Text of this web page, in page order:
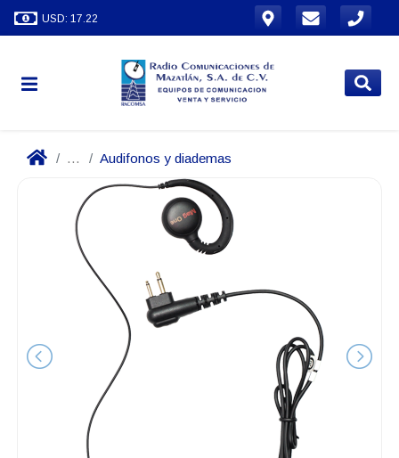
USD: 17.22
... Audifonos y diademas